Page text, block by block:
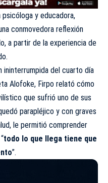
psicóloga y educadora,
conmovedora reflexión
a partir de la experiencia de
ininterrumpida del cuarto día
Alofoke, Firpo relató cómo
que sufrió uno de sus
parapléjico y con graves
le permitió comprender
todo lo que llega tiene que
”.